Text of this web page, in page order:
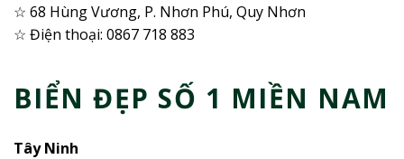
☆ 68 Hùng Vương, P. Nhơn Phú, Quy Nhơn
☆ Điện thoại: 0867 718 883
BIỂN ĐẸP SỐ 1 MIỀN NAM
Tây Ninh